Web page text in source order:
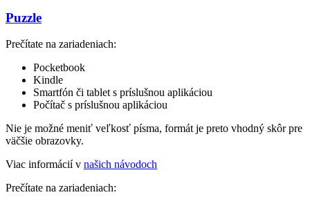
Puzzle
Prečítate na zariadeniach:
Pocketbook
Kindle
Smartfón či tablet s príslušnou aplikáciou
Počítač s príslušnou aplikáciou
Nie je možné meniť veľkosť písma, formát je preto vhodný skôr pre
väčšie obrazovky.
Viac informácií v našich návodoch
Prečítate na zariadeniach: